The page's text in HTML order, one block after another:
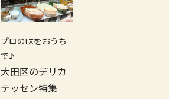
プロの味をおうち
で♪
大田区のデリカ
テッセン特集